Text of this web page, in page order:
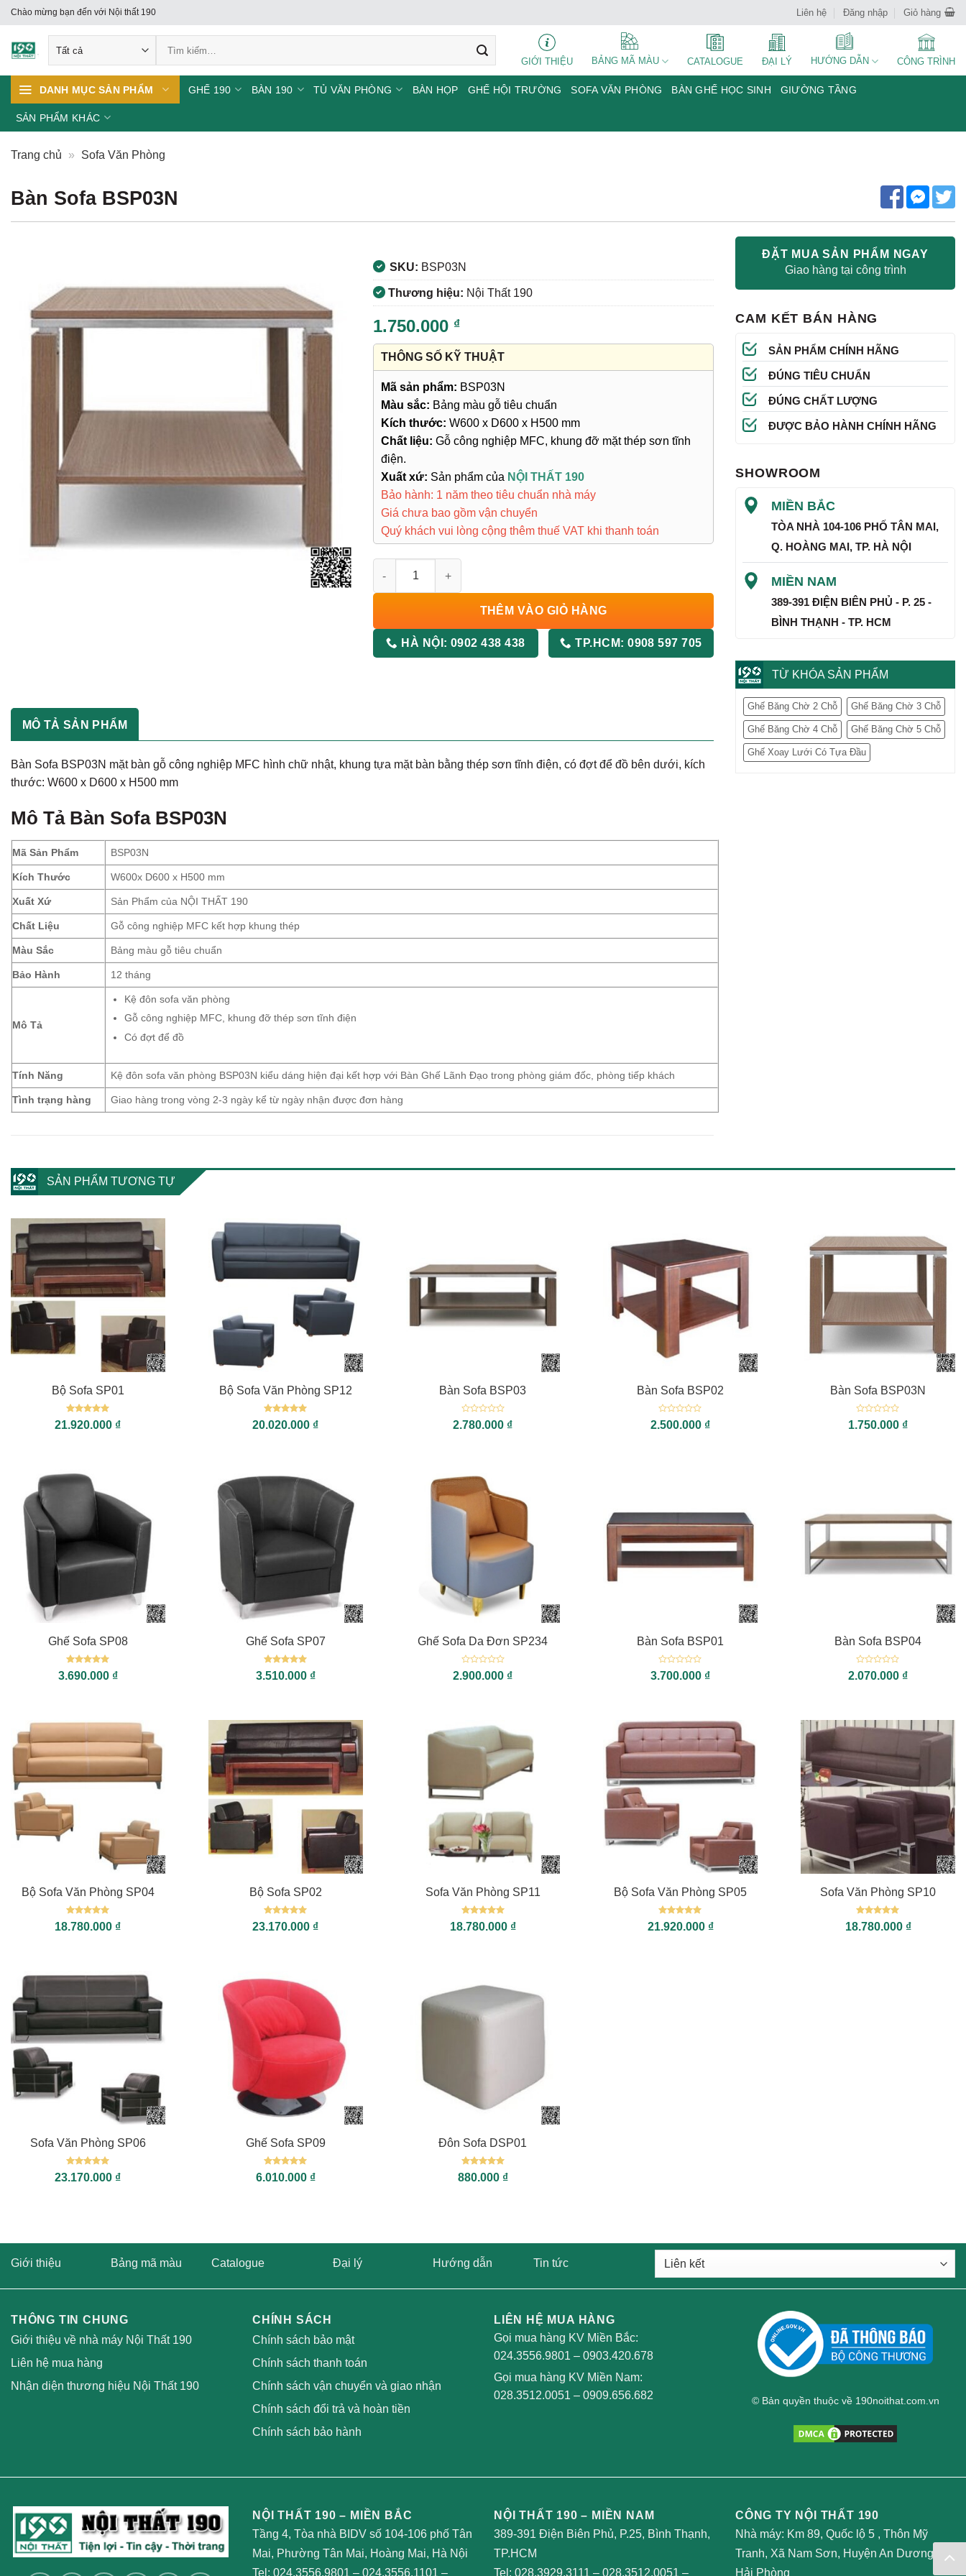
Skip
to
content
Chào mừng bạn đến với Nội thất 190 Liên hệ Đăng nhập Giỏ hàng
kiếm:
GIỚI THIỆU BẢNG MÃ MÀU CATALOGUE ĐẠI LÝ HƯỚNG DẪN CÔNG TRÌNH
DANH MỤC SẢN PHẨM GHẾ 190 BÀN 190 TỦ VĂN PHÒNG BÀN HỌP GHẾ HỘI TRƯỜNG SOFA VĂN PHÒNG BÀN GHẾ HỌC SINH GIƯỜNG TẦNG
SẢN PHẨM KHÁC
Trang chủ » Sofa Văn Phòng
Bàn Sofa BSP03N
SKU: BSP03N
Thương hiệu: Nội Thất 190
1.750.000 ₫
THÔNG SỐ KỸ THUẬT
Mã sản phẩm: BSP03N
Màu sắc: Bảng màu gỗ tiêu chuẩn
Kích thước: W600 x D600 x H500 mm
Chất liệu: Gỗ công nghiệp MFC, khung đỡ mặt thép sơn tĩnh
điện.
Xuất xứ: Sản phẩm của NỘI THẤT 190
Bảo hành: 1 năm theo tiêu chuẩn nhà máy
Giá chưa bao gồm vận chuyển
Quý khách vui lòng cộng thêm thuế VAT khi thanh toán
THÊM VÀO GIỎ HÀNG
HÀ NỘI: 0902 438 438 TP.HCM:0908 597 705
MÔ TẢ SẢN PHẨM
Bàn Sofa BSP03N mặt bàn gỗ công nghiệp MFC hình chữ nhật, khung tựa mặt bàn bằng thép sơn tĩnh điện, có đợt để đồ bên dưới, kích
thước: W600 x D600 x H500 mm
Mô Tả Bàn Sofa BSP03N
Mã Sản Phẩm BSP03N
Kích Thước W600x D600 x H500 mm
Xuất Xứ Sản Phẩm của NỘI THẤT 190
Chất Liệu Gỗ công nghiệp MFC kết hợp khung thép
Màu Sắc Bảng màu gỗ tiêu chuẩn
Bảo Hành 12 tháng
Mô Tả
Kệ đôn sofa văn phòng
Gỗ công nghiệp MFC, khung đỡ thép sơn tĩnh điện
Có đợt để đồ
Tính Năng Kệ đôn sofa văn phòng BSP03N kiểu dáng hiện đại kết hợp với Bàn Ghế Lãnh Đạo trong phòng giám đốc, phòng tiếp khách
Tình trạng hàng Giao hàng trong vòng 2-3 ngày kể từ ngày nhận được đơn hàng
ĐẶT MUA SẢN PHẨM NGAY
Giao hàng tại công trình
CAM KẾT BÁN HÀNG
SẢN PHẨM CHÍNH HÃNG
ĐÚNG TIÊU CHUẨN
ĐÚNG CHẤT LƯỢNG
ĐƯỢC BẢO HÀNH CHÍNH HÃNG
SHOWROOM
MIỀN BẮC
TÒA NHÀ 104-106 PHỐ TÂN MAI,
Q. HOÀNG MAI, TP. HÀ NỘI
MIỀN NAM
389-391 ĐIỆN BIÊN PHỦ - P. 25 -
BÌNH THẠNH - TP. HCM
TỪ KHÓA SẢN PHẨM
Ghế Băng Chờ 2 Chỗ Ghế Băng Chờ 3 Chỗ
Ghế Băng Chờ 4 Chỗ Ghế Băng Chờ 5 Chỗ
Ghế Xoay Lưới Có Tựa Đầu
SẢN PHẨM TƯƠNG TỰ
Bộ Sofa SP01
Được xếp
hạng55
21.920.000 ₫
Bộ Sofa Văn Phòng SP12
Được xếp
hạng55
20.020.000 ₫
Bàn Sofa BSP03
Được
xếp
2.780.000 ₫
Bàn Sofa BSP02
Được
xếp
2.500.000 ₫
Bàn Sofa BSP03N
Được
xếp
1.750.000 ₫
Ghế Sofa SP08
Được xếp
hạng55
3.690.000 ₫
Ghế Sofa SP07
Được xếp
hạng55
3.510.000 ₫
Ghế Sofa Da Đơn SP234
Được
xếp
2.900.000 ₫
Bàn Sofa BSP01
Được
xếp
3.700.000 ₫
Bàn Sofa BSP04
Được
xếp
2.070.000 ₫
Bộ Sofa Văn Phòng SP04
Được xếp
hạng55
18.780.000 ₫
Bộ Sofa SP02
Được xếp
hạng55
23.170.000 ₫
Sofa Văn Phòng SP11
Được xếp
hạng55
18.780.000 ₫
Bộ Sofa Văn Phòng SP05
Được xếp
hạng55
21.920.000 ₫
+
Sofa Văn Phòng SP10
Được xếp
hạng55
18.780.000 ₫
Sofa Văn Phòng SP06
Được xếp
hạng55
23.170.000 ₫
Ghế Sofa SP09
Được xếp
hạng55
6.010.000 ₫
Đôn Sofa DSP01
Được xếp
hạng55
880.000 ₫
Giới thiệu Bảng mã màu Catalogue Đại lý Hướng dẫn Tin tức
THÔNG TIN CHUNG
Giới thiệu về nhà máy Nội Thất 190
Liên hệ mua hàng
Nhận diện thương hiệu Nội Thất 190
CHÍNH SÁCH
Chính sách bảo mật
Chính sách thanh toán
Chính sách vận chuyển và giao nhận
Chính sách đổi trả và hoàn tiền
Chính sách bảo hành
LIÊN HỆ MUA HÀNG
Gọi mua hàng KV Miền Bắc:
024.3556.9801 – 0903.420.678
Gọi mua hàng KV Miền Nam:
028.3512.0051 – 0909.656.682 © Bản quyền thuộc về 190noithat.com.vn
NỘI THẤT 190 – MIỀN BẮC
Tầng 4, Tòa nhà BIDV số 104-106 phố Tân
Mai, Phường Tân Mai, Hoàng Mai, Hà Nội
Tel: 024.3556.9801 – 024.3556.1101 –
NỘI THẤT 190 – MIỀN NAM
389-391 Điện Biên Phủ, P.25, Bình Thạnh,
TP.HCM
Tel: 028.3929.3111 – 028.3512.0051 –
CÔNG TY NỘI THẤT 190
Nhà máy: Km 89, Quốc lộ 5 , Thôn Mỹ
Tranh, Xã Nam Sơn, Huyện An Dương,
Hải Phòng